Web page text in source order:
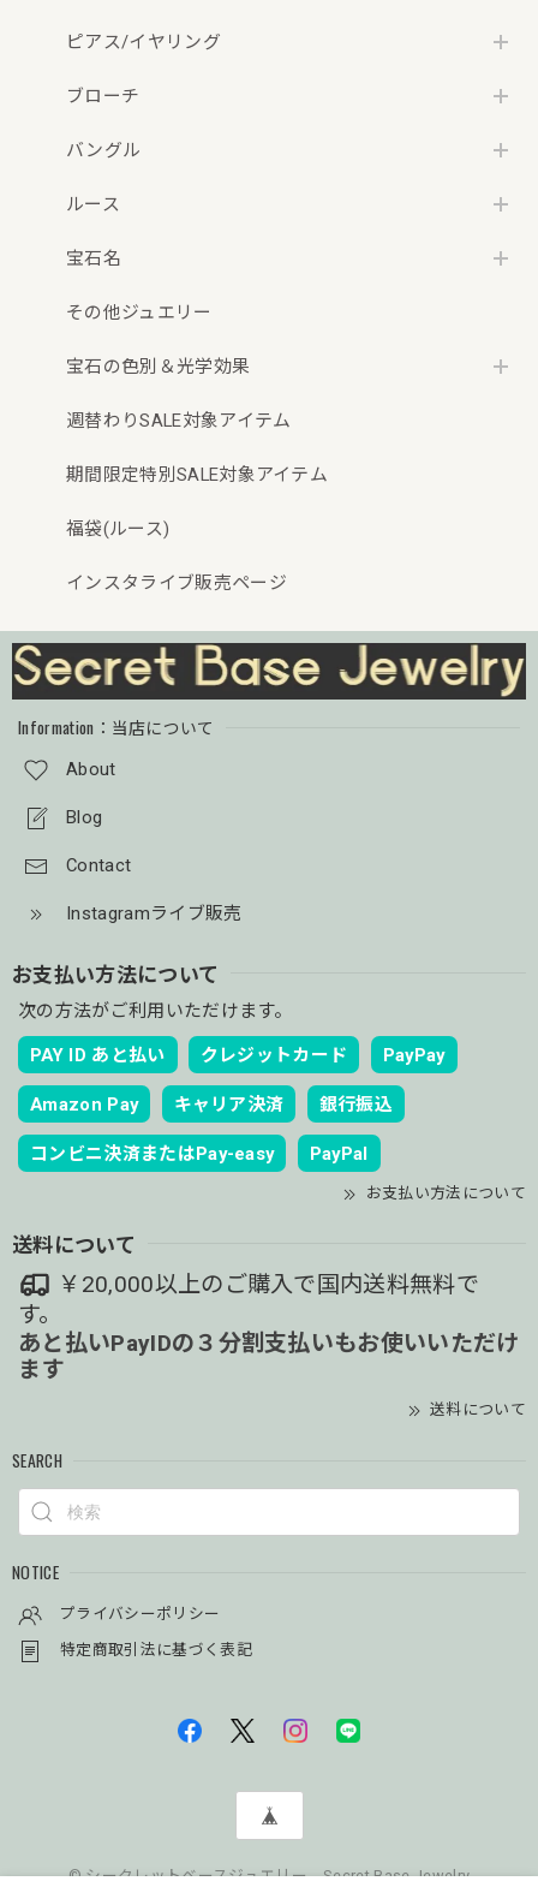
ピアス/イヤリング
ブローチ
バングル
ルース
宝石名
その他ジュエリー
宝石の色別＆光学効果
週替わりSALE対象アイテム
期間限定特別SALE対象アイテム
福袋(ルース)
インスタライブ販売ページ
Information：当店について
About
Blog
Contact
Instagramライブ販売
お支払い方法について
次の方法がご利用いただけます。
PAY ID あと払い クレジットカード PayPay
Amazon Pay キャリア決済 銀行振込
コンビニ決済またはPay-easy PayPal
お支払い方法について
送料について
￥20,000以上のご購入で国内送料無料で
す。
あと払いPayIDの３分割支払いもお使いいただけ
ます
送料について
SEARCH
NOTICE
プライバシーポリシー
特定商取引法に基づく表記
© シークレットベースジュエリー Secret Base Jewelry